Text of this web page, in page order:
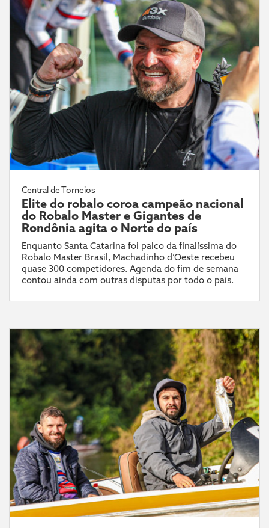
Central de Torneios
Elite do robalo coroa campeão nacional
do Robalo Master e Gigantes de
Rondônia agita o Norte do país
Enquanto Santa Catarina foi palco da finalíssima do
Robalo Master Brasil, Machadinho d’Oeste recebeu
quase 300 competidores. Agenda do fim de semana
contou ainda com outras disputas por todo o país.